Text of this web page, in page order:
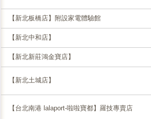
【新北板橋店】附設家電體驗館
【新北中和店】
【新北新莊鴻金寶店】
【新北土城店】
【台北南港 lalaport-啦啦寶都】羅技專賣店